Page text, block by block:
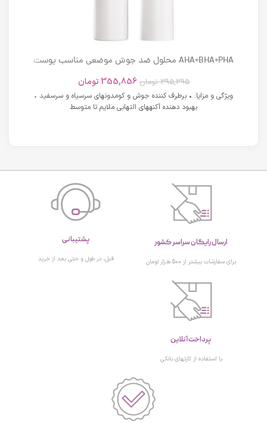
AHA+BHA+PHA محلول ضد جوش موضعی مناسب پوست
395,395 تومان 355,856 تومان
ویژگی و مزایا: • برطرف کننده جوش و کومدونهای سرسیاه و سرسفید •
بهبود دهنده آکنههای التهابی ملایم تا متوسط
ارسال رایگان سراسر کشور
برای سفارشات بیشتر از 500 هزار تومان
پشتیبانی
قبل، در طول و حتی بعد از خرید
پرداخت آنلاین
با استفاده از کارتهای بانکی